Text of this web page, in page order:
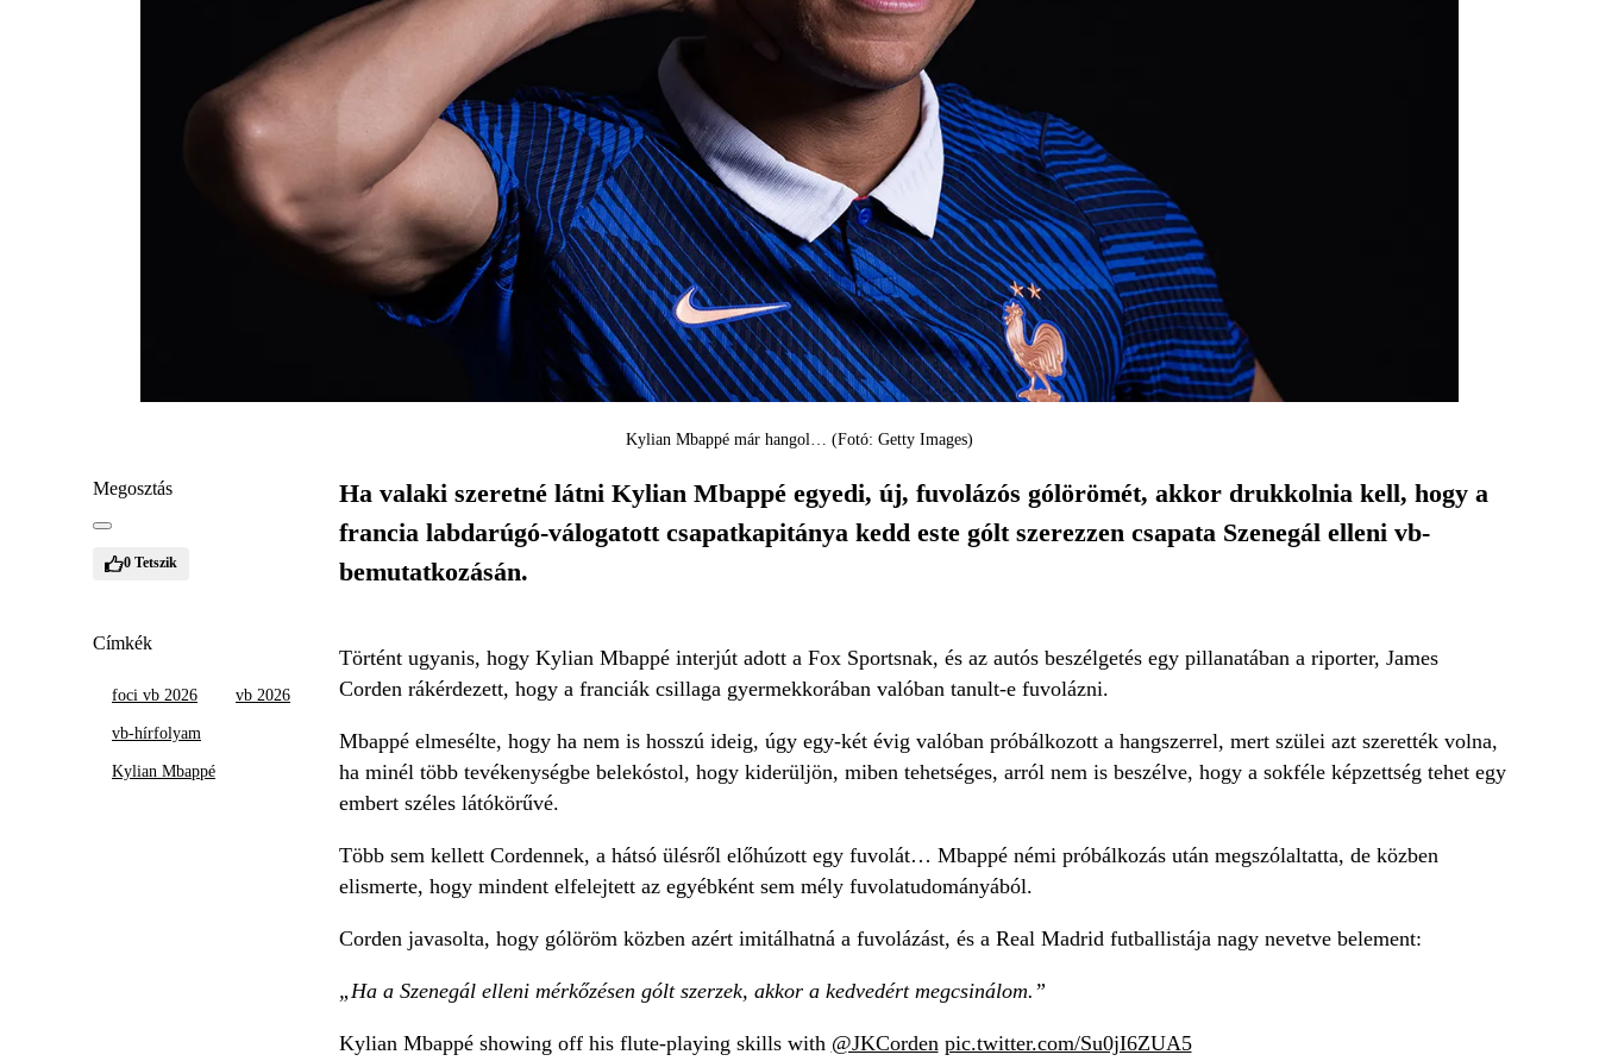
Kylian Mbappé már hangol… (Fotó: Getty Images)
Megosztás
0 Tetszik
Címkék
foci vb 2026 vb 2026
vb-hírfolyam
Kylian Mbappé
Ha valaki szeretné látni Kylian Mbappé egyedi, új, fuvolázós gólörömét, akkor drukkolnia kell, hogy a
francia labdarúgó-válogatott csapatkapitánya kedd este gólt szerezzen csapata Szenegál elleni vb-
bemutatkozásán.
Történt ugyanis, hogy Kylian Mbappé interjút adott a Fox Sportsnak, és az autós beszélgetés egy pillanatában a riporter, James
Corden rákérdezett, hogy a franciák csillaga gyermekkorában valóban tanult-e fuvolázni.
Mbappé elmesélte, hogy ha nem is hosszú ideig, úgy egy-két évig valóban próbálkozott a hangszerrel, mert szülei azt szerették volna,
ha minél több tevékenységbe belekóstol, hogy kiderüljön, miben tehetséges, arról nem is beszélve, hogy a sokféle képzettség tehet egy
embert széles látókörűvé.
Több sem kellett Cordennek, a hátsó ülésről előhúzott egy fuvolát… Mbappé némi próbálkozás után megszólaltatta, de közben
elismerte, hogy mindent elfelejtett az egyébként sem mély fuvolatudományából.
Corden javasolta, hogy gólöröm közben azért imitálhatná a fuvolázást, és a Real Madrid futballistája nagy nevetve belement:
„Ha a Szenegál elleni mérkőzésen gólt szerzek, akkor a kedvedért megcsinálom.”
Kylian Mbappé showing off his flute-playing skills with @JKCorden pic.twitter.com/Su0jI6ZUA5